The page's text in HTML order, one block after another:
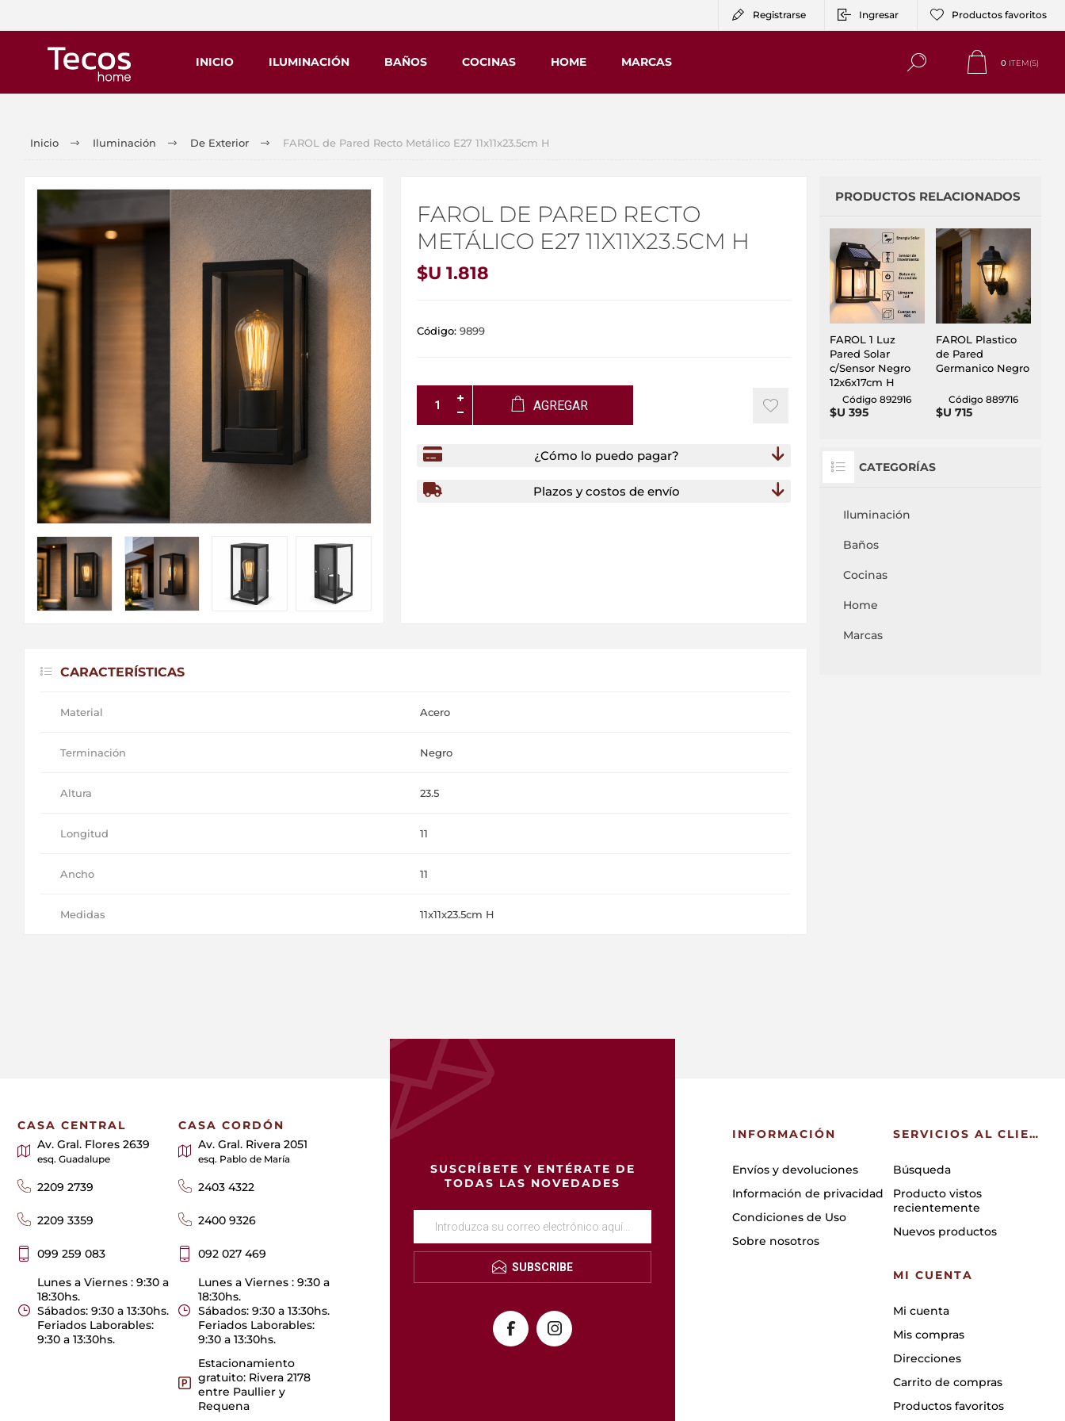
Registrarse Ingresar Productos favoritos
INICIO ILUMINACIÓN BAÑOS COCINAS HOME MARCAS 0 ITEM(S)
Inicio Iluminación De Exterior FAROL de Pared Recto Metálico E27 11x11x23.5cm H
FAROL DE PARED RECTO
METÁLICO E27 11X11X23.5CM H
$U 1.818
Código: 9899
AGREGAR
¿Cómo lo puedo pagar?
Plazos y costos de envío
CARACTERÍSTICAS
Material Acero
Terminación Negro
Altura 23.5
Longitud 11
Ancho 11
Medidas 11x11x23.5cm H
PRODUCTOS RELACIONADOS
FAROL 1 Luz
Pared Solar
c/Sensor Negro
12x6x17cm H
Código 892916
$U 395
FAROL Plastico
de Pared
Germanico Negro
Código 889716
$U 715
CATEGORÍAS
Iluminación
Baños
Cocinas
Home
Marcas
SUSCRÍBETE Y ENTÉRATE DE
TODAS LAS NOVEDADES
SUBSCRIBE
CASA CENTRAL
Av. Gral. Flores 2639
esq. Guadalupe
2209 2739
2209 3359
099 259 083
Lunes a Viernes : 9:30 a
18:30hs.
Sábados: 9:30 a 13:30hs.
Feriados Laborables:
9:30 a 13:30hs.
CASA CORDÓN
Av. Gral. Rivera 2051
esq. Pablo de María
2403 4322
2400 9326
092 027 469
Lunes a Viernes : 9:30 a
18:30hs.
Sábados: 9:30 a 13:30hs.
Feriados Laborables:
9:30 a 13:30hs.
Estacionamiento
gratuito: Rivera 2178
entre Paullier y
Requena
INFORMACIÓN
Envíos y devoluciones
Información de privacidad
Condiciones de Uso
Sobre nosotros
SERVICIOS AL CLIENTE
Búsqueda
Producto vistos
recientemente
Nuevos productos
MI CUENTA
Mi cuenta
Mis compras
Direcciones
Carrito de compras
Productos favoritos